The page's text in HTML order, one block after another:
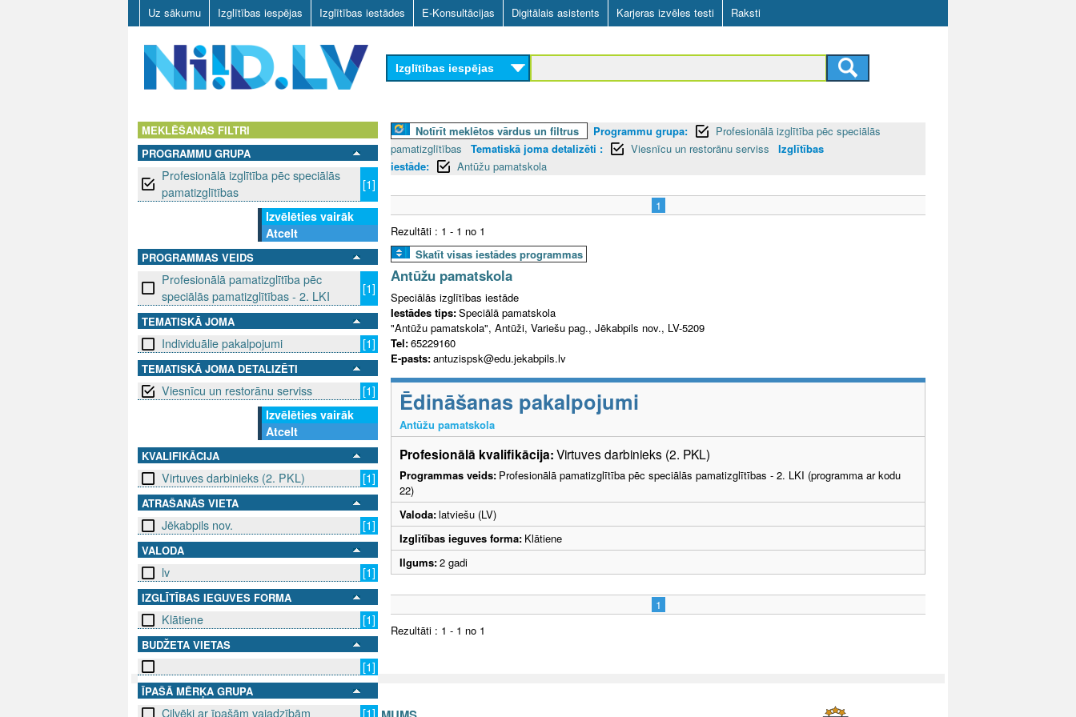
Skip
to
main
content
Uz sākumu Izglītības iespējas Izglītības iestādes E-Konsultācijas Digitālais asistents Karjeras izvēles testi Raksti
D
L
Izglītības iespējas
MEKLĒŠANAS FILTRI
PROGRAMMU GRUPA
Profesionālā izglītība pēc speciālās
pamatizglītības
[1]
Izvēlēties vairāk
Atcelt
PROGRAMMAS VEIDS
Profesionālā pamatizglītība pēc
speciālās pamatizglītības - 2. LKI
[1]
TEMATISKĀ JOMA
Individuālie pakalpojumi [1]
TEMATISKĀ JOMA DETALIZĒTI
Viesnīcu un restorānu serviss
[1]
Izvēlēties vairāk
Atcelt
KVALIFIKĀCIJA
Virtuves darbinieks (2. PKL) [1]
ATRAŠANĀS VIETA
Jēkabpils nov. [1]
VALODA
lv [1]
IZGLĪTĪBAS IEGUVES FORMA
Klātiene [1]
BUDŽETA VIETAS
[1]
ĪPAŠĀ MĒRĶA GRUPA
Cilvēki ar īpašām vajadzībām [1]
Notīrīt meklētos vārdus un filtrus Programmu grupa:
Profesionālā izglītība pēc speciālās
pamatizglītības
Tematiskā joma detalizēti : Viesnīcu un restorānu serviss
Izglītības
iestāde:
Antūžu pamatskola
1
Rezultāti : 1 - 1 no 1
Skatīt visas iestādes programmas
Antūžu pamatskola
Speciālās izglītības iestāde
Iestādes tips:Speciālā pamatskola
"Antūžu pamatskola", Antūži, Variešu pag., Jēkabpils nov., LV-5209
Tel:65229160
E-pasts:antuzispsk@edu.jekabpils.lv
Ēdināšanas pakalpojumi
Antūžu pamatskola
Profesionālā kvalifikācija:Virtuves darbinieks (2. PKL)
Programmas veids: Profesionālā pamatizglītība pēc speciālās pamatizglītības - 2. LKI (programma ar kodu
22)
Valoda:latviešu (LV)
Izglītības ieguves forma: Klātiene
Ilgums:2 gadi
1
Rezultāti : 1 - 1 no 1
SEKO MUMS